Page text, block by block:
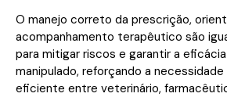
O manejo correto da prescrição,
acompanhamento terapêutico são
para mitigar riscos e garantir a
manipulado, reforçando a
eficiente entre veterinário,